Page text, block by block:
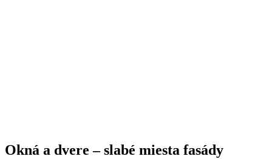
Okná a dvere – slabé miesta fasády